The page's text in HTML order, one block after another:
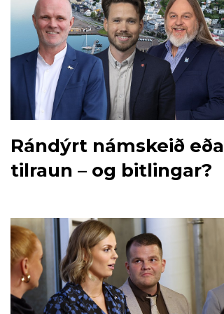
Rándýrt námskeið eða
tilraun – og bitlingar?